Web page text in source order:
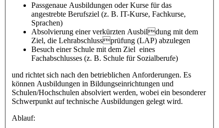
Passgenaue Ausbildungen oder Kurse für das
angestrebte Berufsziel (z. B. IT-Kurse, Fachkurse,
Sprachen)
Absolvierung einer verkürzten Ausbildung mit dem
Ziel, die Lehrabschlussprüfung (LAP) abzulegen
Besuch einer Schule mit dem Ziel eines
Fachabschlusses (z. B. Schule für Sozialberufe)
und richtet sich nach den betrieblichen Anforderungen. Es
können Ausbildungen in Bildungseinrichtungen und
Schulen/Hochschulen absolviert werden, wobei ein besonderer
Schwerpunkt auf technische Ausbildungen gelegt wird.
Ablauf: